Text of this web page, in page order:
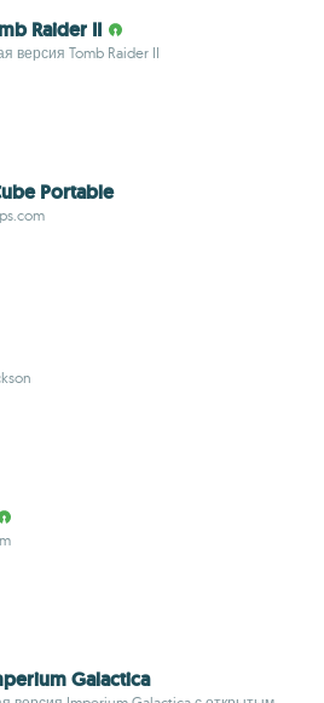
Raider II
версия Tomb Raider II
Portable
Galactica